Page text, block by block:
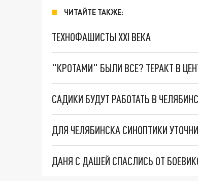
ЧИТАЙТЕ ТАКЖЕ:
ТЕХНОФАШИСТЫ XXI ВЕКА
"КРОТАМИ" БЫЛИ ВСЕ? ТЕРАКТ В
САДИКИ БУДУТ РАБОТАТЬ В
ДЛЯ ЧЕЛЯБИНСКА СИНОПТИКИ
ДАНЯ С ДАШЕЙ СПАСЛИСЬ ОТ